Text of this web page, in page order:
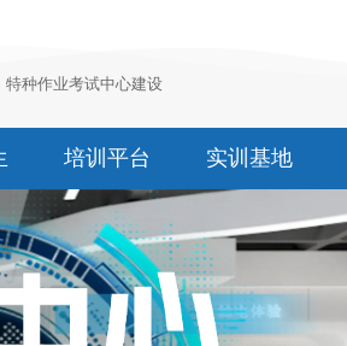
特种作业考试中心建设
培训平台 实训基地